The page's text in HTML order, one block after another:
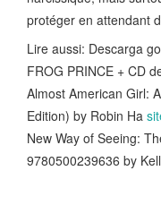
protéger en attendant
Lire aussi: Descarga
FROG PRINCE + CD
Almost American Girl:
Edition) by Robin Ha
New Way of Seeing:
9780500239636 by